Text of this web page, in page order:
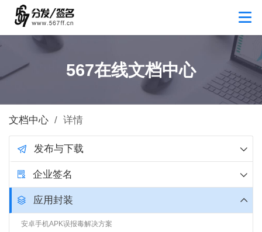
567在线文档中心
文档中心 / 详情
发布与下载
企业签名
应用封装
安卓手机APK误报毒解决方案